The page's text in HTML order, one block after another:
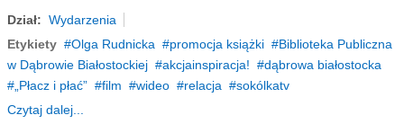
Dział: Wydarzenia
Etykiety
Olga Rudnicka promocja książki
Biblioteka Publiczna
w Dąbrowie Białostockiej
akcjainspiracja!
dąbrowa białostocka
„Płacz i płać”
film wideo relacja
sokólkatv
Czytaj dalej...